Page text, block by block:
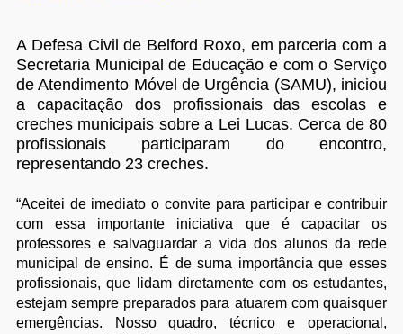
A Defesa Civil de Belford Roxo, em parceria com a
Secretaria Municipal de Educação e com o Serviço
de Atendimento Móvel de Urgência (SAMU), iniciou
a capacitação dos profissionais das escolas e
creches municipais sobre a Lei Lucas. Cerca de 80
profissionais participaram do encontro,
representando 23 creches.
“Aceitei de imediato o convite para participar e contribuir
com essa importante iniciativa que é capacitar os
professores e salvaguardar a vida dos alunos da rede
municipal de ensino. É de suma importância que esses
profissionais, que lidam diretamente com os estudantes,
estejam sempre preparados para atuarem com quaisquer
emergências. Nosso quadro, técnico e operacional,